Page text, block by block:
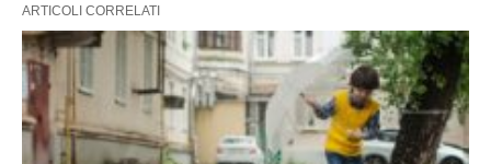
ARTICOLI CORRELATI